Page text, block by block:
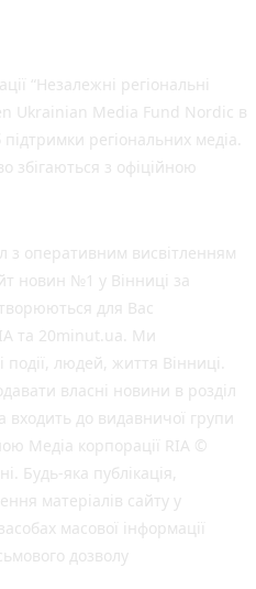
“Незалежні регіональні
Ukrainian Media Fund Nordic в
регіональних медіа.
збігаються з офіційною
оперативним висвітленням
новин №1 у Вінниці за
для Вас
та 20minut.ua. Ми
людей, життя Вінниці.
власні новини в розділ
до видавничої групи
Медіа корпорації RIA ©
Будь-яка публiкацiя,
матеріалів сайту у
масової інформації
дозволу